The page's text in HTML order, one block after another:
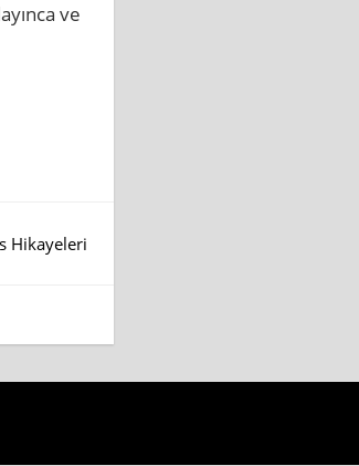
ve
Hikayeleri